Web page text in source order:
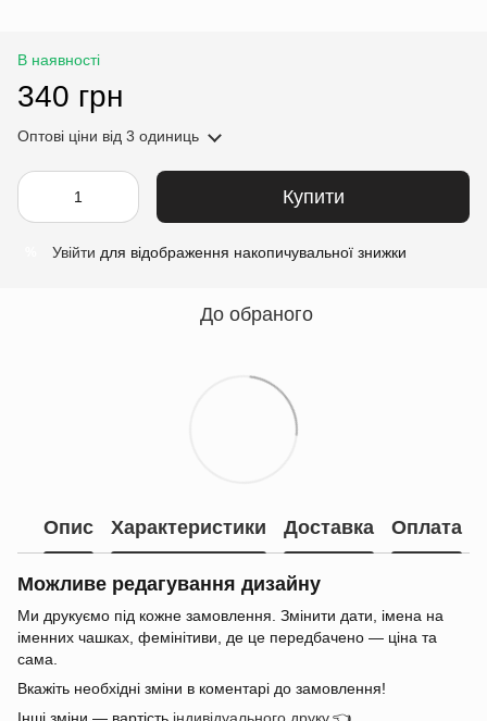
В наявності
340 грн
Оптові ціни від 3 одиниць
Купити
Увійти для відображення накопичувальної знижки
До обраного
Опис Характеристики Доставка Оплата
Можливе редагування дизайну
Ми друкуємо під кожне замовлення. Змінити дати, імена на
іменних чашках, фемінітиви, де це передбачено — ціна та
сама.
Вкажіть необхідні зміни в коментарі до замовлення!